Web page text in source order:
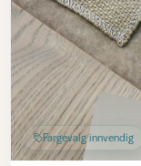
Fargevalg innvendig